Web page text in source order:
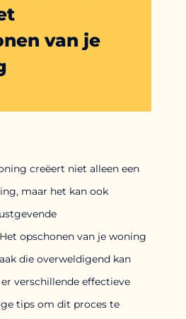
van je
creëert niet alleen een
maar het kan ook
opschonen van je woning
die overweldigend kan
verschillende effectieve
tips om dit proces te